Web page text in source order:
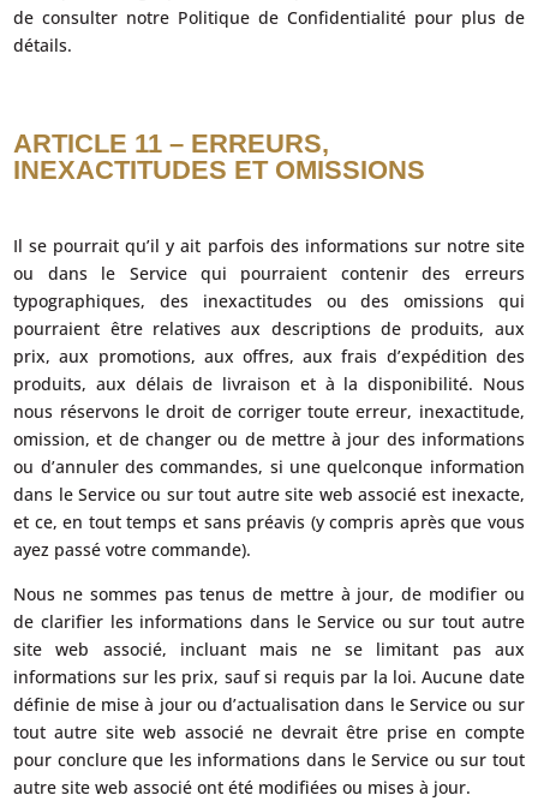
de consulter notre Politique de Confidentialité pour plus de
détails.
ARTICLE 11 – ERREURS,
INEXACTITUDES ET OMISSIONS
Il se pourrait qu’il y ait parfois des informations sur notre site
ou dans le Service qui pourraient contenir des erreurs
typographiques, des inexactitudes ou des omissions qui
pourraient être relatives aux descriptions de produits, aux
prix, aux promotions, aux offres, aux frais d’expédition des
produits, aux délais de livraison et à la disponibilité. Nous
nous réservons le droit de corriger toute erreur, inexactitude,
omission, et de changer ou de mettre à jour des informations
ou d’annuler des commandes, si une quelconque information
dans le Service ou sur tout autre site web associé est inexacte,
et ce, en tout temps et sans préavis (y compris après que vous
ayez passé votre commande).
Nous ne sommes pas tenus de mettre à jour, de modifier ou
de clarifier les informations dans le Service ou sur tout autre
site web associé, incluant mais ne se limitant pas aux
informations sur les prix, sauf si requis par la loi. Aucune date
définie de mise à jour ou d’actualisation dans le Service ou sur
tout autre site web associé ne devrait être prise en compte
pour conclure que les informations dans le Service ou sur tout
autre site web associé ont été modifiées ou mises à jour.